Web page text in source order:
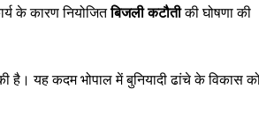
के कारण नियोजितबिजली कटौतीकी घोषणा की
है। यह कदम भोपाल में बुनियादी ढांचे के विकास